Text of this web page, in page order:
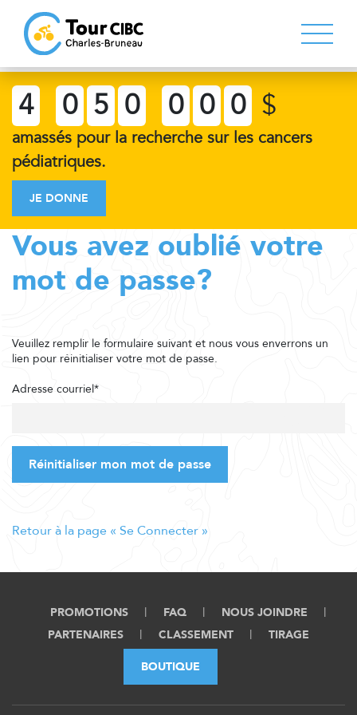
4 0 5 0 0 0 0 $
amassés pour la recherche sur les cancers
pédiatriques.
JE DONNE
Vous avez oublié votre
mot de passe?
Veuillez remplir le formulaire suivant et nous vous enverrons un
lien pour réinitialiser votre mot de passe.
Adresse courriel*
Réinitialiser mon mot de passe
Retour à la page « Se Connecter »
PROMOTIONS FAQ
NOUS JOINDRE
PARTENAIRES
CLASSEMENT TIRAGE
BOUTIQUE